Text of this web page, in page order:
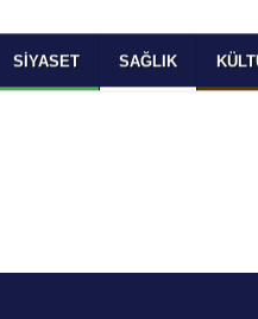
TO READ
SEÇİNİZ
by
Translate
SIYASET SAĞLIK